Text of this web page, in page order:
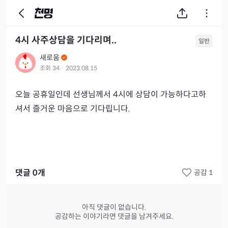
4시 사주상담을 기다리며.. 일반
새로움
조회 34 · 2023.08.15
오늘 공휴일인데 선생님께서 4시에 상담이 가능하다고하
셔서 즐거운 마음으로 기다립니다.
댓글 0개 공감 1
아직 댓글이 없습니다.
공감하는 이야기라면 댓글을 남겨주세요.